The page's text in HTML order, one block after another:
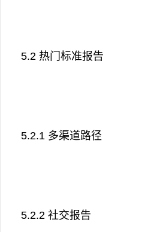
5.2 热门标准报告
5.2.1 多渠道路径
5.2.2 社交报告